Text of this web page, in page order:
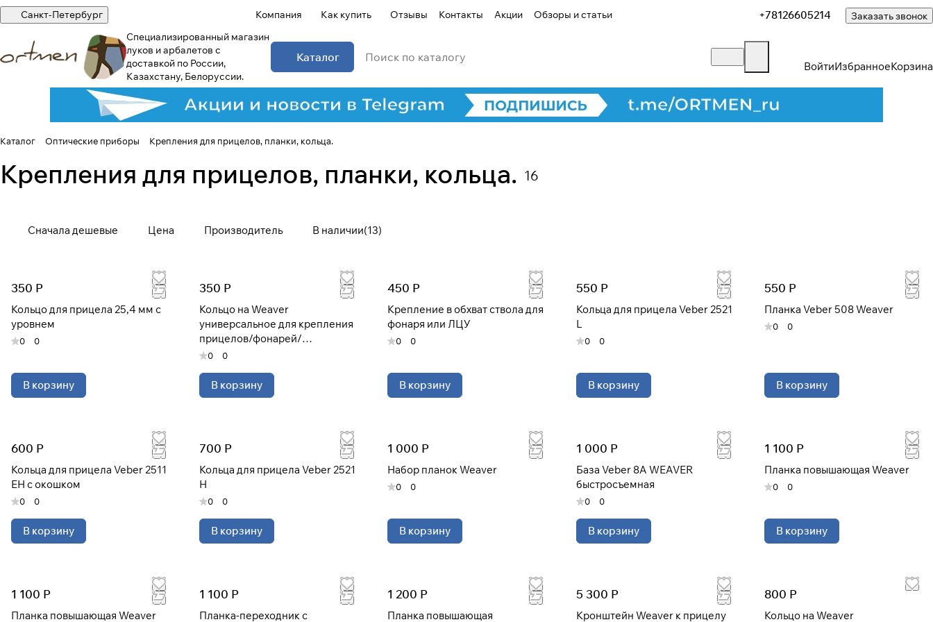
Санкт-Петербург Компания Как купить Отзывы Контакты Акции Обзоры и статьи +78126605214 Заказать звонок
Специализированный магазин
луков и арбалетов с
доставкой по России,
Казахстану, Белоруссии.
Каталог
ВойтиИзбранноеКорзина
Каталог Оптические приборы Крепления для прицелов, планки, кольца.
Крепления для прицелов, планки, кольца. 16
Сначала дешевые Цена Производитель В наличии(13)
350 Р
Кольцо для прицела 25,4 мм с
уровнем
0 0
В корзину
350 Р
Кольцо на Weaver
универсальное для крепления
прицелов/фонарей/
боуфишинга
0 0
В корзину
450 Р
Крепление в обхват ствола для
фонаря или ЛЦУ
0 0
В корзину
550 Р
Кольца для прицела Veber 2521
L
0 0
В корзину
550 Р
Планка Veber 508 Weaver
0 0
В корзину
600 Р
Кольца для прицела Veber 2511
EH с окошком
0 0
В корзину
700 Р
Кольца для прицела Veber 2521
H
0 0
В корзину
1 000 Р
Набор планок Weaver
0 0
В корзину
1 000 Р
База Veber 8A WEAVER
быстросъемная
0 0
В корзину
1 100 Р
Планка повышающая Weaver
0 0
В корзину
1 100 Р
Планка повышающая Weaver
1 100 Р
Планка-переходник с
1 200 Р
Планка повышающая
5 300 Р
Кронштейн Weaver к прицелу
800 Р
Кольцо на Weaver
Разбейте оплату на части
При оформлении заказа выберите метод оплаты
ПЛАЙТ
Оплачивайте сегодня только % картой любого
Получайте товар выбранный способом